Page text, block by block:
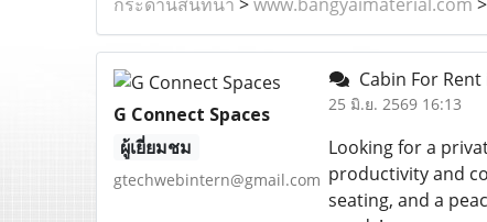
G Connect Spaces
ผู้เยี่ยมชม
gtechwebintern@gmail.com
Cabin For
25 มิ.ย. 2569 16:13
Looking for a
productivity and
seating, and a